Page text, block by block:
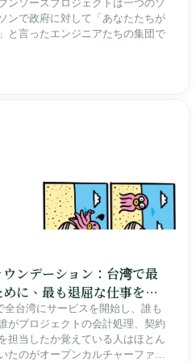
ンソースプロジェクトは一つのソ
ンで政府に対して「あなたたちが
と言ったエンジニアたちの集団で
ンデーション：台湾で最
に、最も退屈な仕事をす
台湾にサービスを開始し、誰も
がプロジェクトの会計処理、契約
担当したか覚えている人はほとん
たのがオープンカルチャーファウ